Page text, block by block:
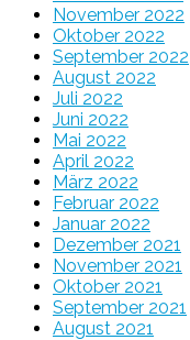
November 2022
Oktober 2022
September 2022
August 2022
Juli 2022
Juni 2022
Mai 2022
April 2022
März 2022
Februar 2022
Januar 2022
Dezember 2021
November 2021
Oktober 2021
September 2021
August 2021